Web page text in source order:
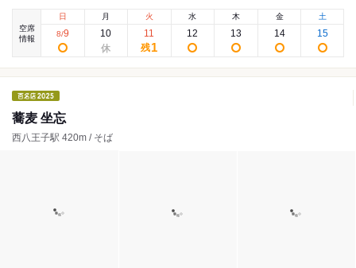
空席
情報
日
8/9
月
10
火
11
残1
水
12
木
13
金
14
土
15
蕎麦 坐忘
西八王子駅 420m / そば